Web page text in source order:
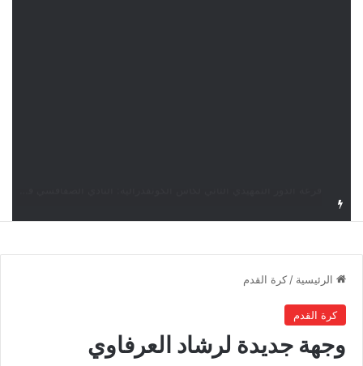
الرئيسية / كرة القدم
كرة القدم
وجهة جديدة لرشاد العرفاوي